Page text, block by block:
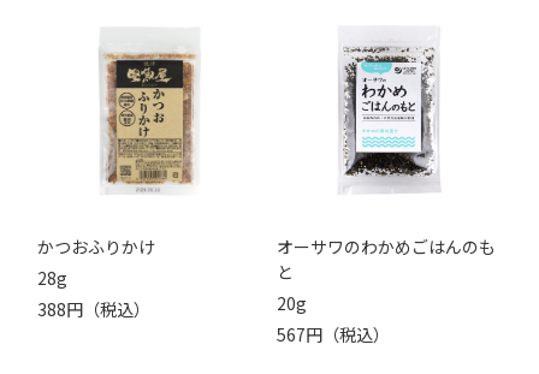
かつおふりかけ
28g
388円（税込）
オーサワのわかめごはんのも
と
20g
567円（税込）